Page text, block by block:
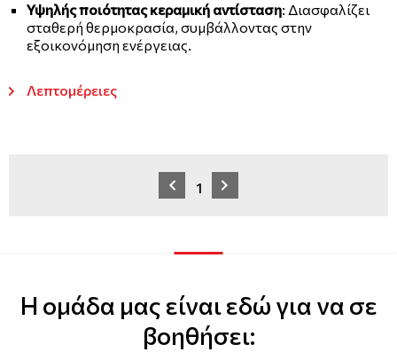
Υψηλής ποιότητας κεραμική αντίσταση: Διασφαλίζει
σταθερή θερμοκρασία, συμβάλλοντας στην
εξοικονόμηση ενέργειας.
Λεπτομέρειες
1
Η ομάδα μας είναι εδώ για να σε
βοηθήσει: